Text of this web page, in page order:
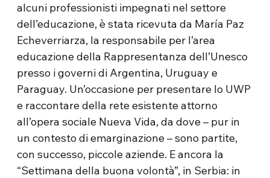
alcuni professionisti impegnati nel settore
dell’educazione, è stata ricevuta da María Paz
Echeverriarza, la responsabile per l’area
educazione della Rappresentanza dell’Unesco
presso i governi di Argentina, Uruguay e
Paraguay. Un’occasione per presentare lo UWP
e raccontare della rete esistente attorno
all’opera sociale Nueva Vida, da dove – pur in
un contesto di emarginazione – sono partite,
con successo, piccole aziende. E ancora la
“Settimana della buona volontà”, in Serbia: in